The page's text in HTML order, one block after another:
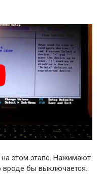
этом этапе. Нажимают
вроде бы выключается.